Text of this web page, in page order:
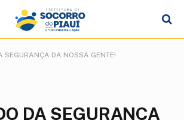
SEGURANÇA DA NOSSA GENTE!
DA SEGURANÇA